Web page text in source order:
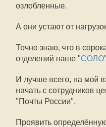
озлобленные.
А они устают от
Точно знаю, что в
отделений наше "СОЛО
И лучше всего, на мой
начать с сотрудников
"Почты России".
Проявить